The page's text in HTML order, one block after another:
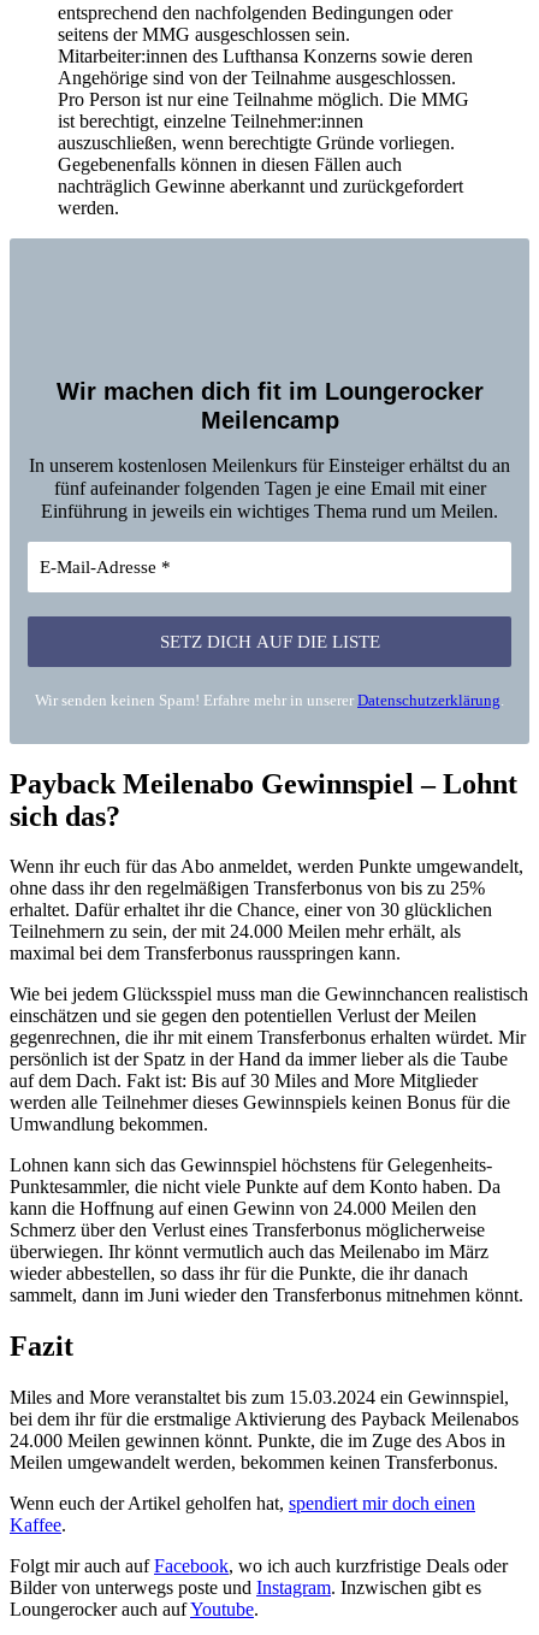
entsprechend den nachfolgenden Bedingungen oder
seitens der MMG ausgeschlossen sein.
Mitarbeiter:innen des Lufthansa Konzerns sowie deren
Angehörige sind von der Teilnahme ausgeschlossen.
Pro Person ist nur eine Teilnahme möglich. Die MMG
ist berechtigt, einzelne Teilnehmer:innen
auszuschließen, wenn berechtigte Gründe vorliegen.
Gegebenenfalls können in diesen Fällen auch
nachträglich Gewinne aberkannt und zurückgefordert
werden.
Wir machen dich fit im Loungerocker
Meilencamp
In unserem kostenlosen Meilenkurs für Einsteiger erhältst du an
fünf aufeinander folgenden Tagen je eine Email mit einer
Einführung in jeweils ein wichtiges Thema rund um Meilen.
Wir senden keinen Spam! Erfahre mehr in unserer Datenschutzerklärung
Payback Meilenabo Gewinnspiel – Lohnt
sich das?
Wenn ihr euch für das Abo anmeldet, werden Punkte umgewandelt,
ohne dass ihr den regelmäßigen Transferbonus von bis zu 25%
erhaltet. Dafür erhaltet ihr die Chance, einer von 30 glücklichen
Teilnehmern zu sein, der mit 24.000 Meilen mehr erhält, als
maximal bei dem Transferbonus rausspringen kann.
Wie bei jedem Glücksspiel muss man die Gewinnchancen realistisch
einschätzen und sie gegen den potentiellen Verlust der Meilen
gegenrechnen, die ihr mit einem Transferbonus erhalten würdet. Mir
persönlich ist der Spatz in der Hand da immer lieber als die Taube
auf dem Dach. Fakt ist: Bis auf 30 Miles and More Mitglieder
werden alle Teilnehmer dieses Gewinnspiels keinen Bonus für die
Umwandlung bekommen.
Lohnen kann sich das Gewinnspiel höchstens für Gelegenheits-
Punktesammler, die nicht viele Punkte auf dem Konto haben. Da
kann die Hoffnung auf einen Gewinn von 24.000 Meilen den
Schmerz über den Verlust eines Transferbonus möglicherweise
überwiegen. Ihr könnt vermutlich auch das Meilenabo im März
wieder abbestellen, so dass ihr für die Punkte, die ihr danach
sammelt, dann im Juni wieder den Transferbonus mitnehmen könnt.
Fazit
Miles and More veranstaltet bis zum 15.03.2024 ein Gewinnspiel,
bei dem ihr für die erstmalige Aktivierung des Payback Meilenabos
24.000 Meilen gewinnen könnt. Punkte, die im Zuge des Abos in
Meilen umgewandelt werden, bekommen keinen Transferbonus.
Wenn euch der Artikel geholfen hat, spendiert mir doch einen
Kaffee.
Folgt mir auch aufFacebook, wo ich auch kurzfristige Deals oder
Bilder von unterwegs poste und Instagram. Inzwischen gibt es
Loungerocker auch aufYoutube.